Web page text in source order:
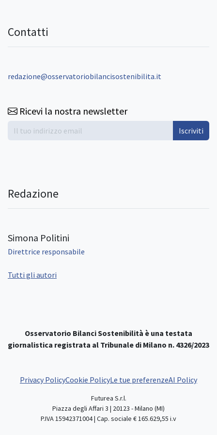
Contatti
redazione@osservatoriobilancisostenibilita.it
Ricevi la nostra newsletter
Iscriviti
Redazione
Simona Politini
Direttrice responsabile
Tutti gli autori
Osservatorio Bilanci Sostenibilità è una testata
giornalistica registrata al Tribunale di Milano n. 4326/2023
Privacy PolicyCookie PolicyLe tue preferenzeAI Policy
Futurea S.r.l.
Piazza degli Affari 3 | 20123 - Milano (MI)
P.IVA 15942371004 | Cap. sociale € 165.629,55 i.v